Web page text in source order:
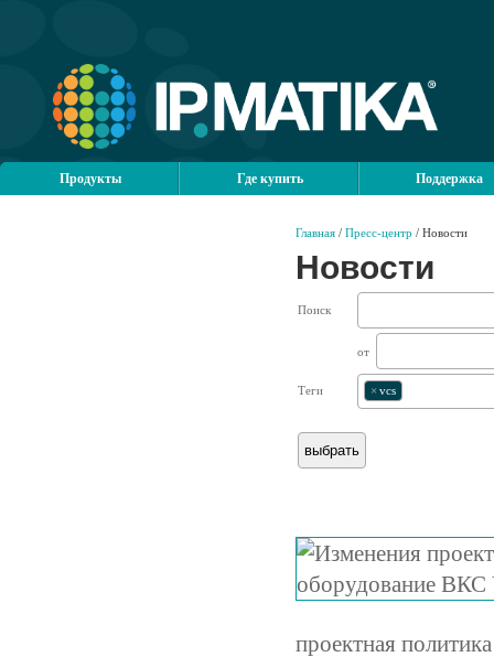
Продукты Где купить Поддержка
Главная / Пресс-центр / Новости
Новости
Поиск
от
Теги × vcs
проектная